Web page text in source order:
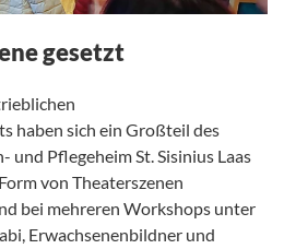
gesetzt
haben sich ein Großteil des
und Pflegeheim St. Sisinius Laas
von Theaterszenen
bei mehreren Workshops unter
Erwachsenenbildner und